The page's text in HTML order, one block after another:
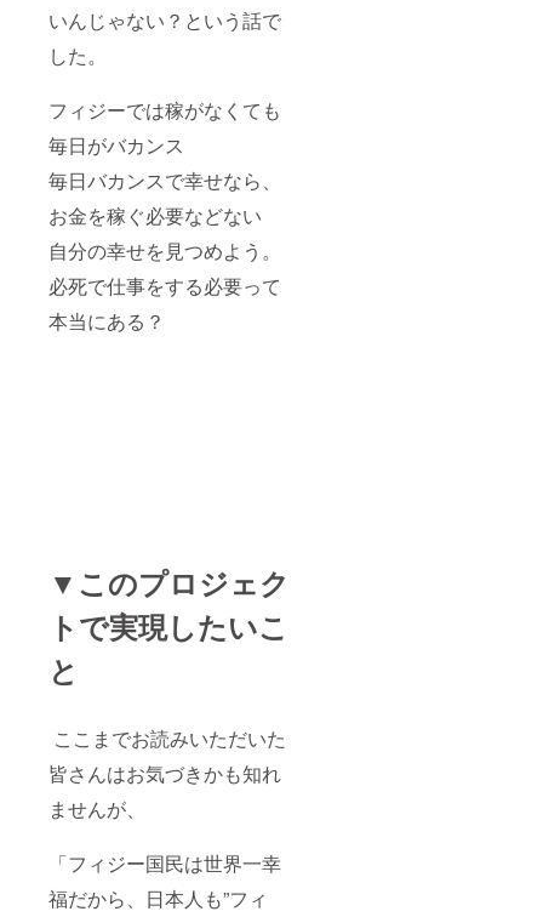
いんじゃない？という話で
した。
フィジーでは稼がなくても
毎日がバカンス
毎日バカンスで幸せなら、
お金を稼ぐ必要などない
自分の幸せを見つめよう。
必死で仕事をする必要って
本当にある？
▼このプロジェク
トで実現したいこ
と
ここまでお読みいただいた
皆さんはお気づきかも知れ
ませんが、
「フィジー国民は世界一幸
福だから、日本人も”フィ